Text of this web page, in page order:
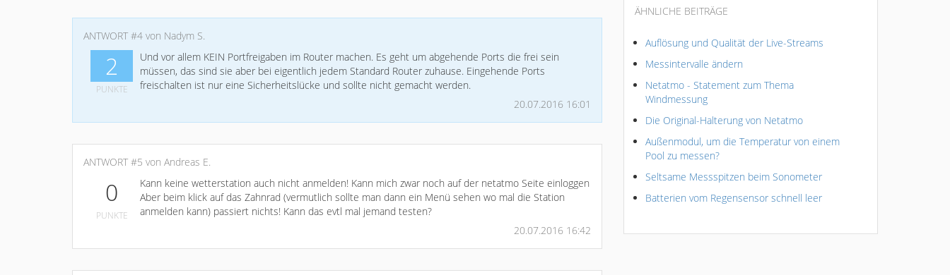
ANTWORT #4 von Nadym S.
2
PUNKTE
Und vor allem KEIN Portfreigaben im Router machen. Es geht um abgehende Ports die frei sein
müssen, das sind sie aber bei eigentlich jedem Standard Router zuhause. Eingehende Ports
freischalten ist nur eine Sicherheitslücke und sollte nicht gemacht werden.
20.07.2016 16:01
ANTWORT #5 von Andreas E.
0
PUNKTE
Kann keine wetterstation auch nicht anmelden! Kann mich zwar noch auf der netatmo Seite einloggen
Aber beim klick auf das Zahnrad (vermutlich sollte man dann ein Menü sehen wo mal die Station
anmelden kann) passiert nichts! Kann das evtl mal jemand testen?
20.07.2016 16:42
ÄHNLICHE BEITRÄGE
Auflösung und Qualität der Live-Streams
Messintervalle ändern
Netatmo - Statement zum Thema
Windmessung
Die Original-Halterung von Netatmo
Außenmodul, um die Temperatur von einem
Pool zu messen?
Seltsame Messspitzen beim Sonometer
Batterien vom Regensensor schnell leer